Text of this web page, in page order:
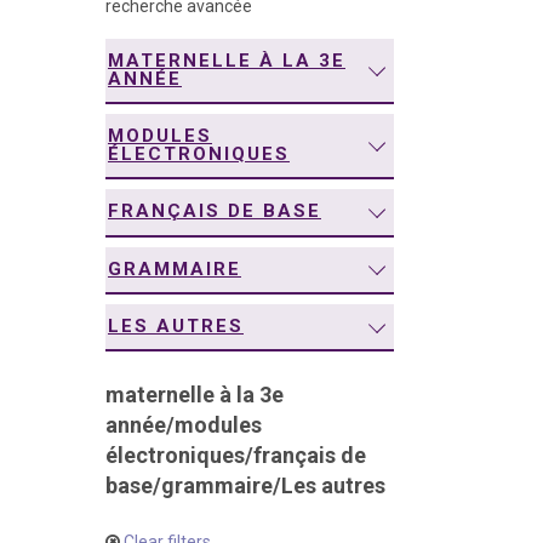
recherche avancée
MATERNELLE À LA 3E
ANNÉE
MODULES
ÉLECTRONIQUES
FRANÇAIS DE BASE
GRAMMAIRE
LES AUTRES
maternelle à la 3e
année/modules
électroniques/français de
base/grammaire/Les autres